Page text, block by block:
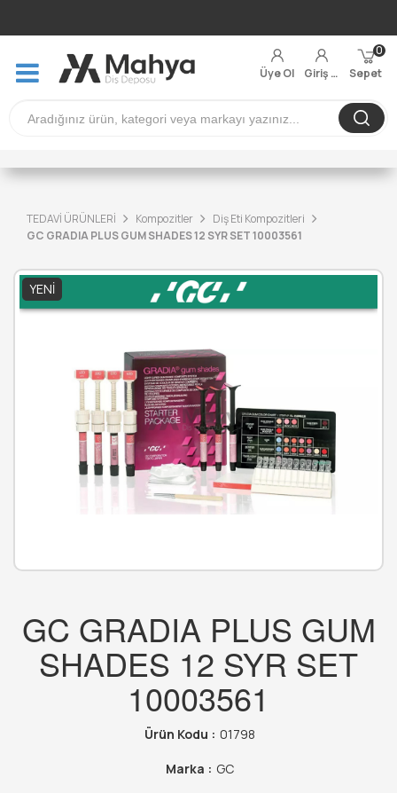
Üye Ol Giriş Yap Sepet
0
TEDAVİ ÜRÜNLERİ Kompozitler
Diş Eti Kompozitleri
GC GRADIA PLUS GUM SHADES 12 SYR SET 10003561
YENI
GC GRADIA PLUS GUM
SHADES 12 SYR SET
10003561
Ürün Kodu : 01798
Marka : GC